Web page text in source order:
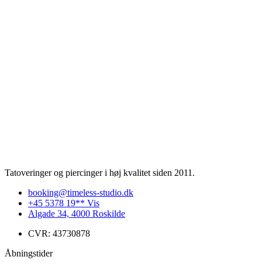
Tatoveringer og piercinger i høj kvalitet siden 2011.
booking@timeless-studio.dk
+45 5378 19** Vis
Algade 34, 4000 Roskilde
CVR: 43730878
Åbningstider